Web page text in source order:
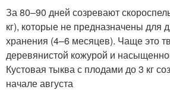
За 80–90 дней созревают
кг), которые не предназначены для
хранения (4–6 месяцев). Чаще это
деревянистой кожурой и
Кустовая тыква с плодами до 3 кг
начале августа